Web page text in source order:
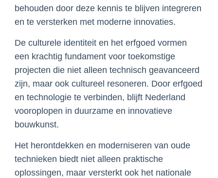
behouden door deze kennis te blijven integreren
en te versterken met moderne innovaties.
De culturele identiteit en het erfgoed vormen
een krachtig fundament voor toekomstige
projecten die niet alleen technisch geavanceerd
zijn, maar ook cultureel resoneren. Door erfgoed
en technologie te verbinden, blijft Nederland
vooroplopen in duurzame en innovatieve
bouwkunst.
Het herontdekken en moderniseren van oude
technieken biedt niet alleen praktische
oplossingen, maar versterkt ook het nationale